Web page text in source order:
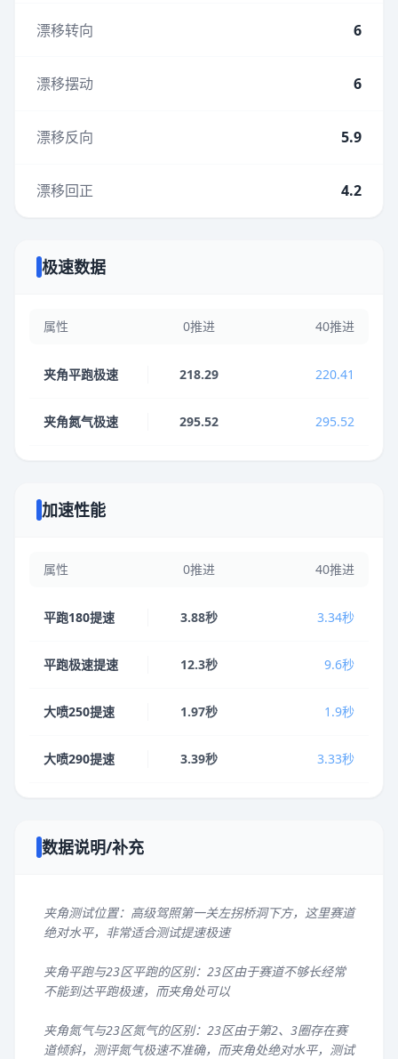
漂移转向 6
漂移摆动 6
漂移反向 5.9
漂移回正 4.2
极速数据
属性 0推进 40推进
夹角平跑极速 218.29 220.41
夹角氮气极速 295.52 295.52
加速性能
属性 0推进 40推进
平跑180提速 3.88秒 3.34秒
平跑极速提速 12.3秒 9.6秒
大喷250提速 1.97秒 1.9秒
大喷290提速 3.39秒 3.33秒
数据说明/补充
夹角测试位置：高级驾照第一关左拐桥洞下方，这里赛道
绝对水平，非常适合测试提速极速
夹角平跑与23区平跑的区别：23区由于赛道不够长经常
不能到达平跑极速，而夹角处可以
夹角氮气与23区氮气的区别：23区由于第2、3圈存在赛
道倾斜，测评氮气极速不准确，而夹角处绝对水平，测试